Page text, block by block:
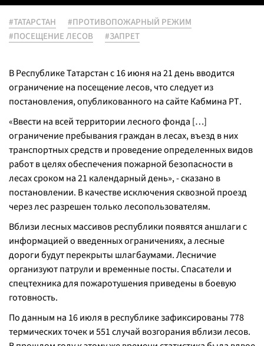
#ТАТАРСТАН
#ПРОТИВОПОЖАРНЫЙ РЕЖИМ
#ПОСЕЩЕНИЕ ЛЕСОВ
#ЗАПРЕТ
В Республике Татарстан с 16 июня на 21 день вводится
ограничение на посещение лесов, что следует из
постановления, опубликованного на сайте Кабмина РТ.
«Ввести на всей территории лесного фонда […]
ограничение пребывания граждан в лесах, въезд в них
транспортных средств и проведение определенных видов
работ в целях обеспечения пожарной безопасности в
лесах сроком на 21 календарный день», - сказано в
постановлении. В качестве исключения сквозной проезд
через лес разрешен только лесопользователям.
Вблизи лесных массивов республики появятся аншлаги с
информацией о введенных ограничениях, а лесные
дороги будут перекрыты шлагбаумами. Лесничие
организуют патрули и временные посты. Спасатели и
спецтехника для пожаротушения приведены в боевую
готовность.
По данным на 16 июля в республике зафиксированы 778
термических точек и 551 случай возгорания вблизи лесов.